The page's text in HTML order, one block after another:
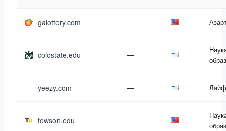
galottery.com —
colostate.edu —
yeezy.com —
towson.edu —